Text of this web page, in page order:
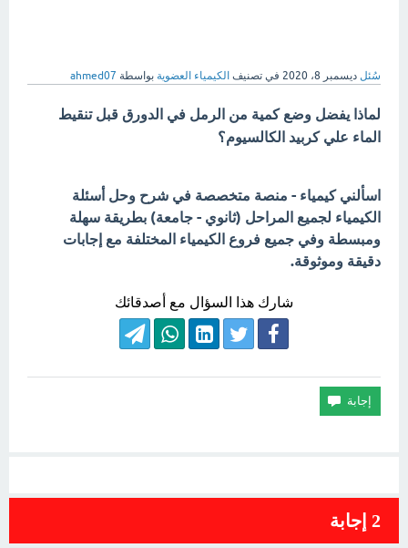
سُئل ديسمبر 8، 2020 في تصنيف الكيمياء العضوية بواسطة ahmed07
لماذا يفضل وضع كمية من الرمل في الدورق قبل تنقيط
الماء علي كربيد الكالسيوم؟
اسألني كيمياء - منصة متخصصة في شرح وحل أسئلة
الكيمياء لجميع المراحل (ثانوي - جامعة) بطريقة سهلة
ومبسطة وفي جميع فروع الكيمياء المختلفة مع إجابات
دقيقة وموثوقة.
شارك هذا السؤال مع أصدقائك
2 إجابة